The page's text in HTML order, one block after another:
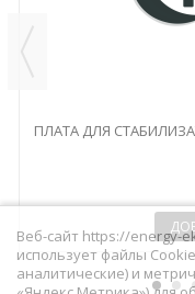
ПЛАТА ДЛЯ
Веб-сайт https://energy-
использует файлы
аналитические) и